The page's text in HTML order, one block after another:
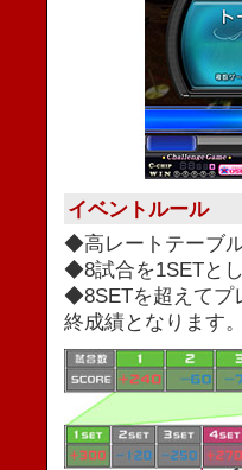
イベントルール
◆高レートテーブ
◆8試合を1SETと
◆8SETを超えてプ
終成績となります